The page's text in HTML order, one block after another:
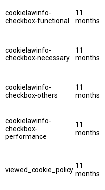
cookielawinfo-
checkbox-functional
11
months
cookielawinfo-
checkbox-necessary
11
months
cookielawinfo-
checkbox-others
11
months
cookielawinfo-
checkbox-
performance
11
months
viewed_cookie_policy 11
months